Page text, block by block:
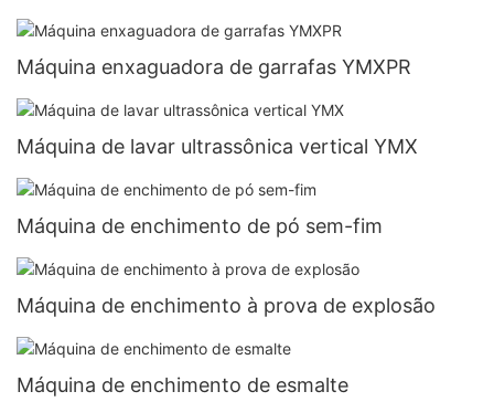
Máquina enxaguadora de garrafas YMXPR
Máquina de lavar ultrassônica vertical YMX
Máquina de enchimento de pó sem-fim
Máquina de enchimento à prova de explosão
Máquina de enchimento de esmalte